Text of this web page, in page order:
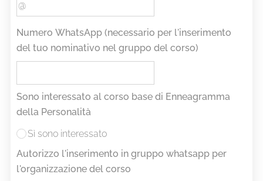
Numero WhatsApp (necessario per l'inserimento
del tuo nominativo nel gruppo del corso)
Sono interessato al corso base di Enneagramma
della Personalità
Sì sono interessato
Autorizzo l'inserimento in gruppo whatsapp per
l'organizzazione del corso